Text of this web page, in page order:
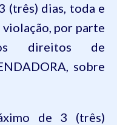
(três) dias, toda e
por parte
direitos de
sobre
de 3 (três)